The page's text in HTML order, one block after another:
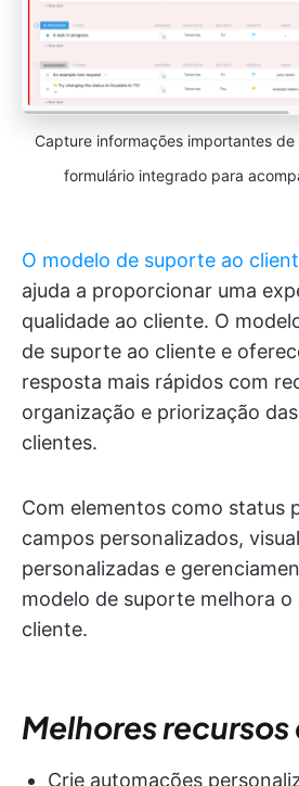
Capture informações importantes de
formulário integrado para
O modelo de suporte ao
ajuda a proporcionar uma
qualidade ao cliente. O
de suporte ao cliente e
resposta mais rápidos com
organização e priorização
clientes.
Com elementos como status
campos personalizados,
personalizadas e
modelo de suporte melhora
cliente.
Melhores
Crie automações